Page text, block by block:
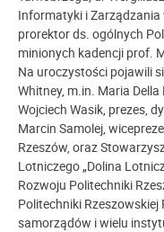
Informatyki i Zarządzania
prorektor ds. ogólnych
minionych kadencji prof.
Na uroczystości pojawili
Whitney, m.in. Maria
Wojciech Wasik, prezes,
Marcin Samolej,
Rzeszów, oraz
Lotniczego „Dolina
Rozwoju Politechniki
Politechniki Rzeszowskiej
samorządów i wielu